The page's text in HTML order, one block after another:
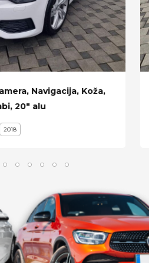
Navigacija, Koža,
20" alu
2018